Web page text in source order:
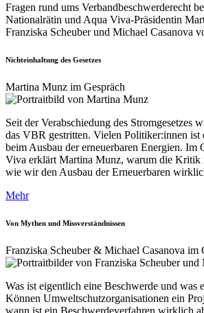
Fragen rund ums Verbandbeschwerderecht
Nationalrätin und Aqua Viva-Präsidentin
Franziska Scheuber und Michael Casanova
Nichteinhaltung des Gesetzes
Martina Munz im Gespräch
Seit der Verabschiedung des Stromgesetzes
das VBR gestritten. Vielen Politiker:innen ist
beim Ausbau der erneuerbaren Energien. Im
Viva erklärt Martina Munz, warum die Kritik
wie wir den Ausbau der Erneuerbaren
Mehr
Von Mythen und Missverständnissen
Franziska Scheuber & Michael Casanova im
Was ist eigentlich eine Beschwerde und was
Können Umweltschutzorganisationen ein
wann ist ein Beschwerdeverfahren wirklich